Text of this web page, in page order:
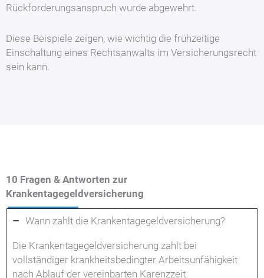
Rückforderungsanspruch wurde abgewehrt.
Diese Beispiele zeigen, wie wichtig die frühzeitige
Einschaltung eines Rechtsanwalts im Versicherungsrecht
sein kann.
10 Fragen & Antworten zur
Krankentagegeldversicherung
Wann zahlt die Krankentagegeldversicherung?
Die Krankentagegeldversicherung zahlt bei
vollständiger krankheitsbedingter Arbeitsunfähigkeit
nach Ablauf der vereinbarten Karenzzeit.